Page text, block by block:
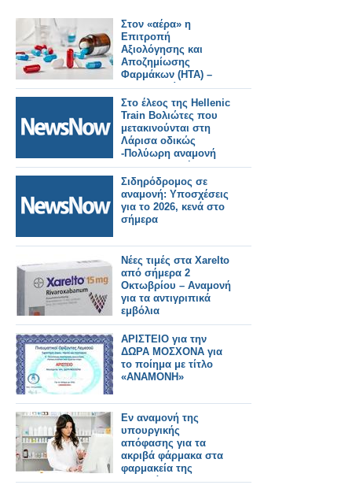
Στον «αέρα» η
Επιτροπή
Αξιολόγησης και
Αποζημίωσης
Φαρμάκων (ΗΤΑ) –
Δεν μπορεί να
συνεδριάσει, σε
αναμονή δεκάδες
φάκελοι φαρμάκων
Στο έλεος της Hellenic
Train Βολιώτες που
μετακινούνται στη
Λάρισα οδικώς
-Πολύωρη αναμονή
και καθυστερήσεις
Σιδηρόδρομος σε
αναμονή: Υποσχέσεις
για το 2026, κενά στο
σήμερα
Νέες τιμές στα Xarelto
από σήμερα 2
Οκτωβρίου – Αναμονή
για τα αντιγριπικά
εμβόλια
ΑΡΙΣΤΕΙΟ για την
ΔΩΡΑ ΜΟΣΧΟΝΑ για
το ποίημα με τίτλο
«ΑΝΑΜΟΝΗ»
Εν αναμονή της
υπουργικής
απόφασης για τα
ακριβά φάρμακα στα
φαρμακεία της
γειτονιάς – Τι θα